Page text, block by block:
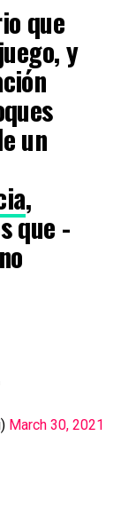
que
y
un
,
que -
March 30, 2021